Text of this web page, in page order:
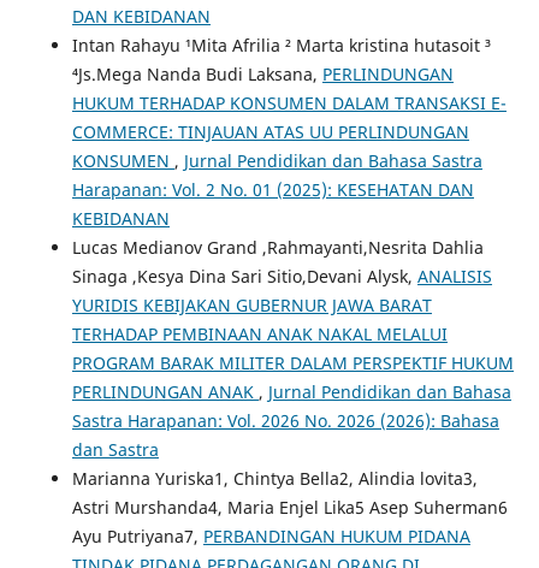
DAN KEBIDANAN
Intan Rahayu ¹Mita Afrilia ² Marta kristina hutasoit ³
⁴Js.Mega Nanda Budi Laksana, PERLINDUNGAN
HUKUM TERHADAP KONSUMEN DALAM TRANSAKSI E-
COMMERCE: TINJAUAN ATAS UU PERLINDUNGAN
KONSUMEN , Jurnal Pendidikan dan Bahasa Sastra
Harapanan: Vol. 2 No. 01 (2025): KESEHATAN DAN
KEBIDANAN
Lucas Medianov Grand ,Rahmayanti,Nesrita Dahlia
Sinaga ,Kesya Dina Sari Sitio,Devani Alysk, ANALISIS
YURIDIS KEBIJAKAN GUBERNUR JAWA BARAT
TERHADAP PEMBINAAN ANAK NAKAL MELALUI
PROGRAM BARAK MILITER DALAM PERSPEKTIF HUKUM
PERLINDUNGAN ANAK , Jurnal Pendidikan dan Bahasa
Sastra Harapanan: Vol. 2026 No. 2026 (2026): Bahasa
dan Sastra
Marianna Yuriska1, Chintya Bella2, Alindia lovita3,
Astri Murshanda4, Maria Enjel Lika5 Asep Suherman6
Ayu Putriyana7, PERBANDINGAN HUKUM PIDANA